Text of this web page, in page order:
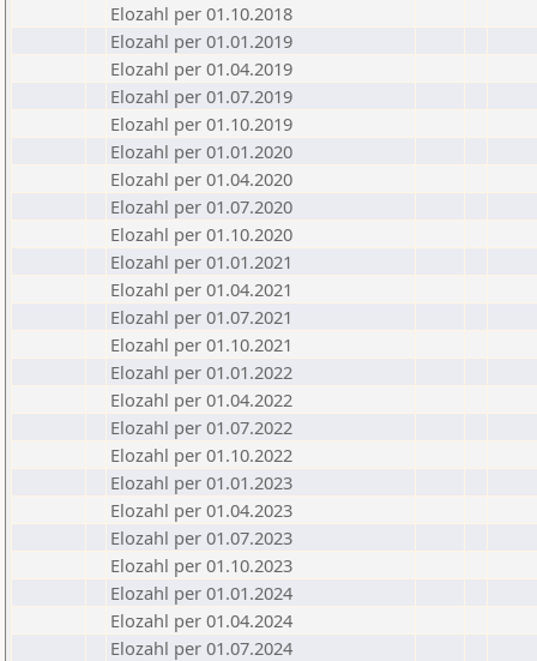
Elozahl per 01.10.2018
Elozahl per 01.01.2019
Elozahl per 01.04.2019
Elozahl per 01.07.2019
Elozahl per 01.10.2019
Elozahl per 01.01.2020
Elozahl per 01.04.2020
Elozahl per 01.07.2020
Elozahl per 01.10.2020
Elozahl per 01.01.2021
Elozahl per 01.04.2021
Elozahl per 01.07.2021
Elozahl per 01.10.2021
Elozahl per 01.01.2022
Elozahl per 01.04.2022
Elozahl per 01.07.2022
Elozahl per 01.10.2022
Elozahl per 01.01.2023
Elozahl per 01.04.2023
Elozahl per 01.07.2023
Elozahl per 01.10.2023
Elozahl per 01.01.2024
Elozahl per 01.04.2024
Elozahl per 01.07.2024